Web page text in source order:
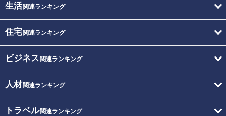
生活関連ランキング
住宅関連ランキング
ビジネス 関連ランキング
人材関連ランキング
トラベル関連ランキング